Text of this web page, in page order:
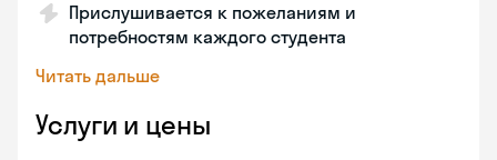
Прислушивается к пожеланиям и
потребностям каждого студента
Читать дальше
Услуги и цены